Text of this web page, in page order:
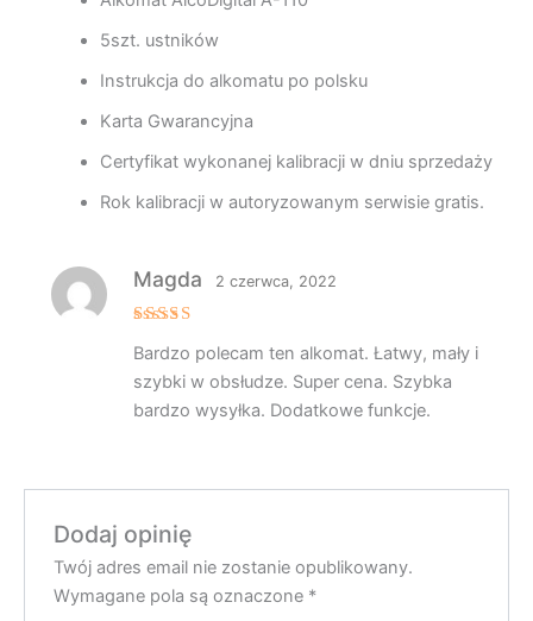
5szt. ustników
Instrukcja do alkomatu po polsku
Karta Gwarancyjna
Certyfikat wykonanej kalibracji w dniu sprzedaży
Rok kalibracji w autoryzowanym serwisie gratis.
5na 5
Magda 2 czerwca, 2022
Bardzo polecam ten alkomat. Łatwy, mały i
szybki w obsłudze. Super cena. Szybka
bardzo wysyłka. Dodatkowe funkcje.
Dodaj opinię
Twój adres email nie zostanie opublikowany.
Wymagane pola są oznaczone *